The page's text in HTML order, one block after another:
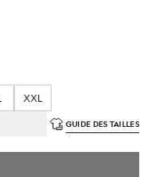
XXL
GUIDE DES TAILLES